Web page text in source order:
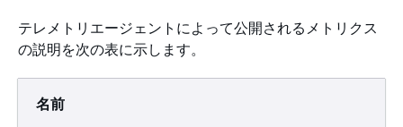
テレメトリエージェントによって公開されるメトリクス
の説明を次の表に示します。
名前